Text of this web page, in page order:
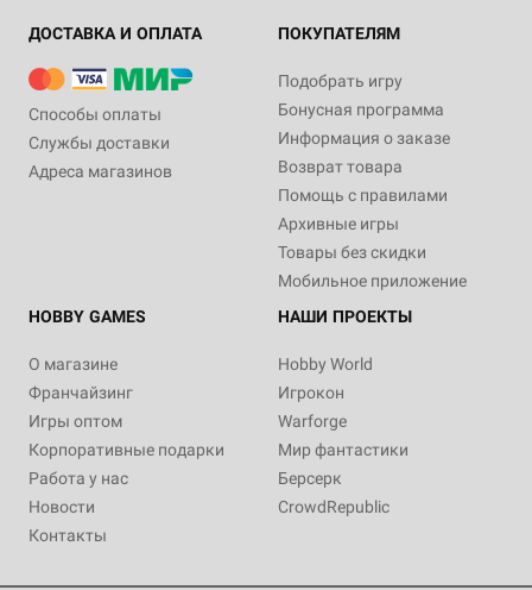
ДОСТАВКА И ОПЛАТА
Способы оплаты
Службы доставки
Адреса магазинов
ПОКУПАТЕЛЯМ
Подобрать игру
Бонусная программа
Информация о заказе
Возврат товара
Помощь с правилами
Архивные игры
Товары без скидки
Мобильное приложение
HOBBY GAMES
О магазине
Франчайзинг
Игры оптом
Корпоративные подарки
Работа у нас
Новости
Контакты
НАШИ ПРОЕКТЫ
Hobby World
Игрокон
Warforge
Мир фантастики
Берсерк
CrowdRepublic